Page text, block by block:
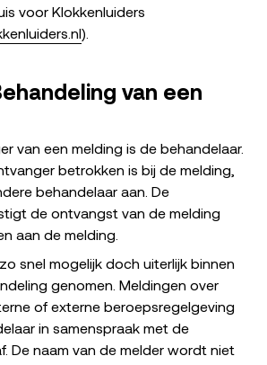
voor Klokkenluiders
).
van een
van een melding is de behandelaar.
betrokken is bij de melding,
behandelaar aan. De
de ontvangst van de melding
aan de melding.
snel mogelijk doch uiterlijk binnen
genomen. Meldingen over
of externe beroepsregelgeving
in samenspraak met de
De naam van de melder wordt niet